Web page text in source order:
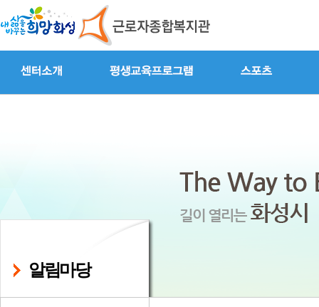
알림마당